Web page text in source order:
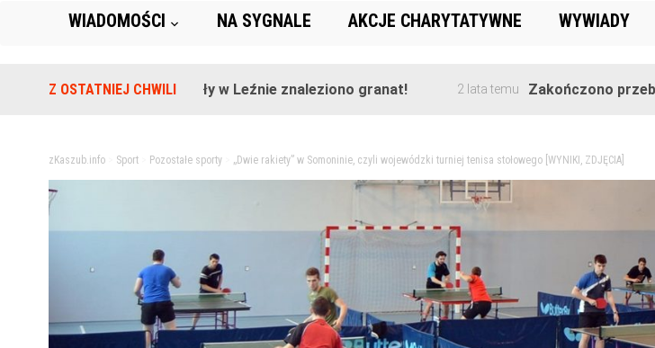
WIADOMOŚCI NA SYGNALE AKCJE CHARYTATYWNE WYWIADY
Z OSTATNIEJ CHWILI
Na terenie szkoły w Leźnie znaleziono granat! 2 lata temu Zakończono przebudowę ul.
zKaszub.info> Sport> Pozostałe sporty> „Dwie rakiety” w Somoninie, czyli wojewódzki turniej tenisa stołowego [WYNIKI, ZDJĘCIA]